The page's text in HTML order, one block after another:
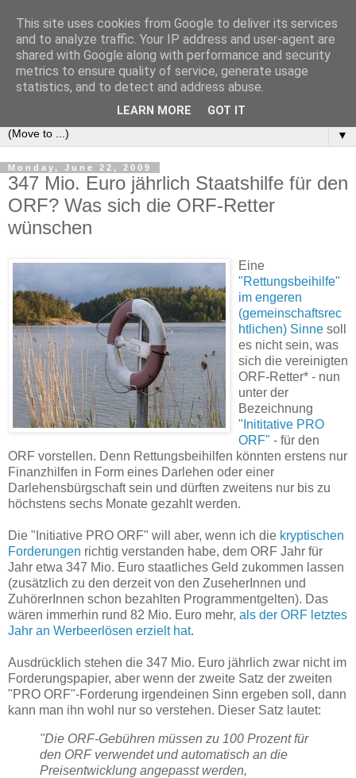
e-comm
Blog zum österreichischen und europäischen Recht der
elektronischen Kommunikationsnetze und -dienste
▼
Monday, June 22, 2009
347 Mio. Euro jährlich Staatshilfe für den
ORF? Was sich die ORF-Retter
wünschen
Eine
"Rettungsbeihilfe"
im engeren
(gemeinschaftsrec
htlichen) Sinne soll
es nicht sein, was
sich die vereinigten
ORF-Retter* - nun
unter der
Bezeichnung
"Inititative PRO
ORF" - für den
ORF vorstellen. Denn Rettungsbeihilfen könnten erstens nur
Finanzhilfen in Form eines Darlehen oder einer
Darlehensbürgschaft sein und dürften zweitens nur bis zu
höchstens sechs Monate gezahlt werden.
Die "Initiative PRO ORF" will aber, wenn ich die kryptischen
Forderungen richtig verstanden habe, dem ORF Jahr für
Jahr etwa 347 Mio. Euro staatliches Geld zukommen lassen
(zusätzlich zu den derzeit von den ZuseherInnen und
ZuhörerInnen schon bezahlten Programmentgelten). Das
wären immerhin rund 82 Mio. Euro mehr, als der ORF letztes
Jahr an Werbeerlösen erzielt hat.
Ausdrücklich stehen die 347 Mio. Euro jährlich zwar nicht im
Forderungspapier, aber wenn der zweite Satz der zweiten
"PRO ORF"-Forderung irgendeinen Sinn ergeben soll, dann
kann man ihn wohl nur so verstehen. Dieser Satz lautet:
"Die ORF-Gebühren müssen zu 100 Prozent für
den ORF verwendet und automatisch an die
Preisentwicklung angepasst werden,
This site uses cookies from Google to deliver its services
and to analyze traffic. Your IP address and user-agent are
shared with Google along with performance and security
metrics to ensure quality of service, generate usage
statistics, and to detect and address abuse.
LEARN MORE GOT IT